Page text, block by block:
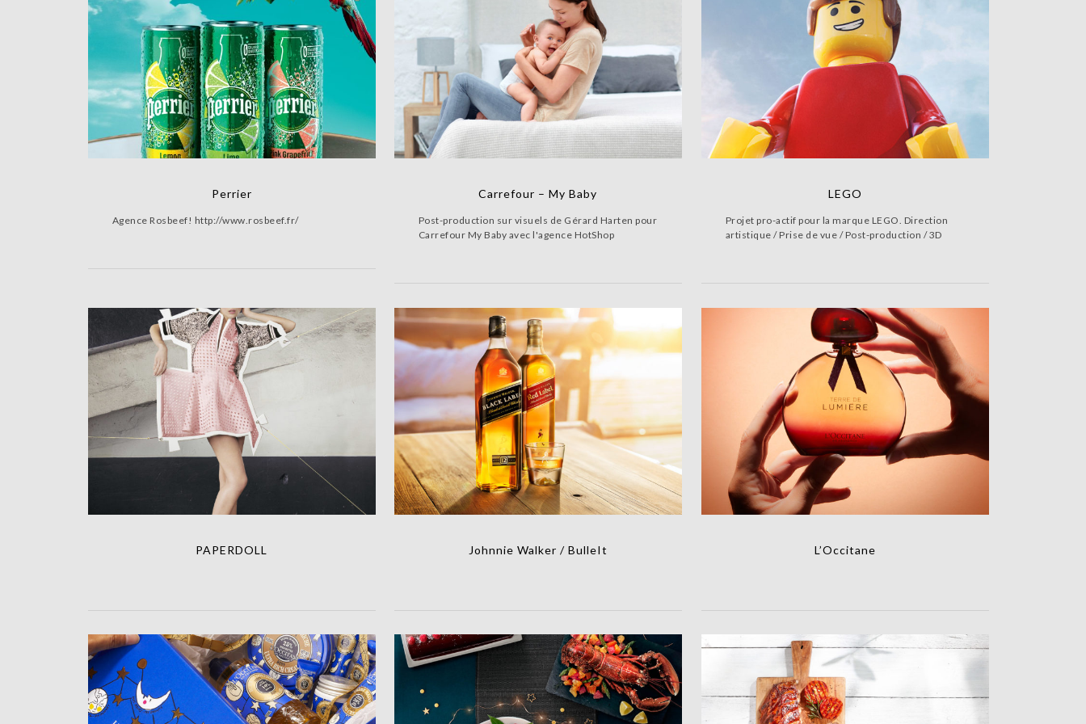
Perrier
Agence Rosbeef! http://www.rosbeef.fr/
Carrefour – My Baby
Post-production sur visuels de Gérard Harten pour
Carrefour My Baby avec l'agence HotShop
LEGO
Projet pro-actif pour la marque LEGO. Direction
artistique / Prise de vue / Post-production / 3D
PAPERDOLL Johnnie Walker / BulleIt L’Occitane